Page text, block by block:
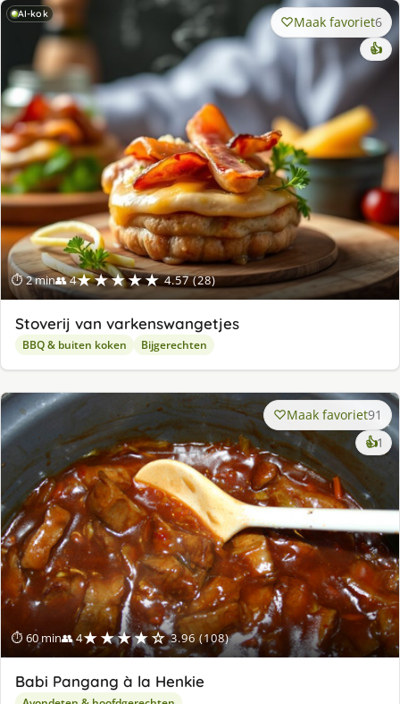
AI-kok
⏱ 2 min👥 4★★★★★ 4.57 (28)
Maak favoriet6
👍
Stoverij van varkenswangetjes
BBQ & buiten koken Bijgerechten
⏱ 60 min👥 4★★★★☆ 3.96 (108)
Maak favoriet91
👍1
Babi Pangang à la Henkie